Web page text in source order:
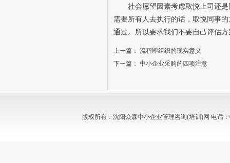
社会愿望因素考虑取悦上司还
需要所有人去执行的话，取悦同事
通过。所以要求我们不要自己评估
上一篇： 流程即组织的现实意义
下一篇： 中小企业采购的四项注意
版权所有：沈阳众森中小企业管理咨询(培训)网 电话：